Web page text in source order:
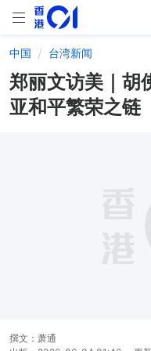
中国 台湾新闻
郑丽文访美｜
亚和平繁荣之链
撰文： 萧通